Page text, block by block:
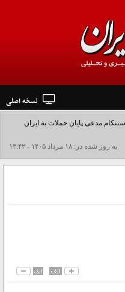
نسخه اصلی
مدعی پایان حملات به ایران
شد+فیلم به روز شده در: ۱۸ مرداد ۱۴۰۵ - ۱۴:۴۲